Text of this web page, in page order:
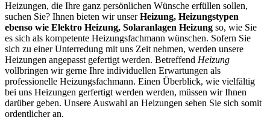
Heizungen, die Ihre ganz persönlichen Wünsche erfüllen sollen,
suchen Sie? Ihnen bieten wir unserHeizung, Heizungstypen
ebenso wie Elektro Heizung, Solaranlagen Heizung so, wie Sie
es sich als kompetente Heizungsfachmann wünschen. Sofern Sie
sich zu einer Unterredung mit uns Zeit nehmen, werden unsere
Heizungen angepasst gefertigt werden. Betreffend Heizung
vollbringen wir gerne Ihre individuellen Erwartungen als
professionelle Heizungsfachmann. Einen Überblick, wie vielfältig
bei uns Heizungen gerfertigt werden werden, müssen wir Ihnen
darüber geben. Unsere Auswahl an Heizungen sehen Sie sich somit
ordentlicher an.